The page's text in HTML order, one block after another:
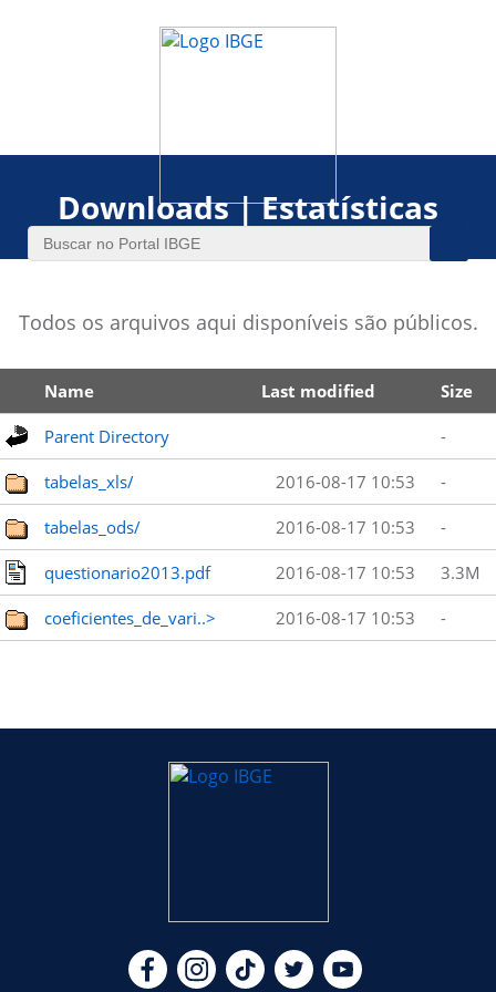
Downloads | Estatísticas
Todos os arquivos aqui disponíveis são públicos.
Name Last modified Size
Parent Directory -
tabelas_xls/ 2016-08-17 10:53 -
tabelas_ods/ 2016-08-17 10:53 -
questionario2013.pdf 2016-08-17 10:53 3.3M
coeficientes_de_vari..> 2016-08-17 10:53 -